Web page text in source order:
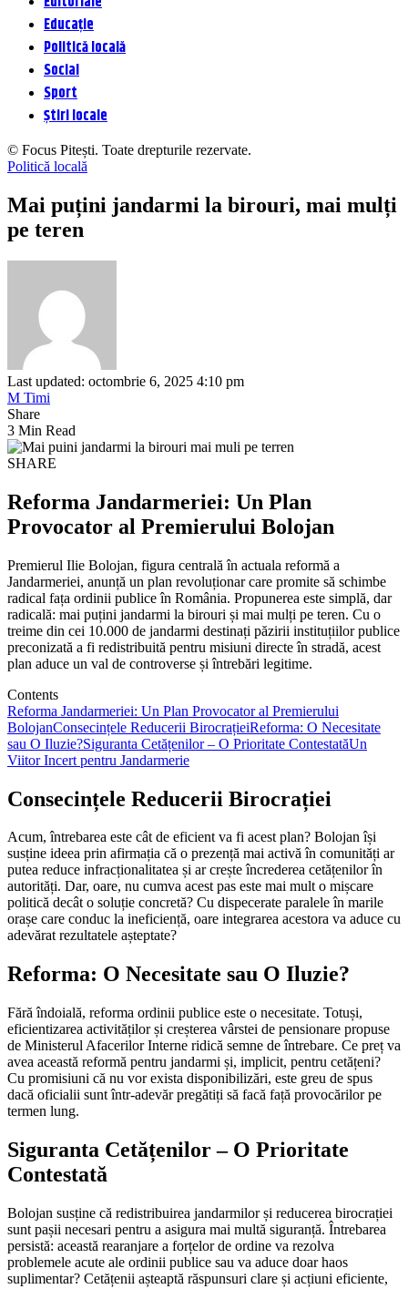
Educație
Politică locală
Social
Sport
Știri locale
© Focus Pitești. Toate drepturile rezervate.
Politică locală
Mai puțini jandarmi la birouri, mai mulți
pe teren
Last updated: octombrie 6, 2025 4:10 pm
M Timi
Share
3 Min Read
SHARE
Reforma Jandarmeriei: Un Plan
Provocator al Premierului Bolojan
Premierul Ilie Bolojan, figura centrală în actuala reformă a
Jandarmeriei, anunță un plan revoluționar care promite să schimbe
radical fața ordinii publice în România. Propunerea este simplă, dar
radicală: mai puțini jandarmi la birouri și mai mulți pe teren. Cu o
treime din cei 10.000 de jandarmi destinați păzirii instituțiilor publice
preconizată a fi redistribuită pentru misiuni directe în stradă, acest
plan aduce un val de controverse și întrebări legitime.
Contents
Reforma Jandarmeriei: Un Plan Provocator al Premierului
BolojanConsecințele Reducerii BirocrațieiReforma: O Necesitate
sau O Iluzie?Siguranta Cetățenilor – O Prioritate ContestatăUn
Viitor Incert pentru Jandarmerie
Consecințele Reducerii Birocrației
Acum, întrebarea este cât de eficient va fi acest plan? Bolojan își
susține ideea prin afirmația că o prezență mai activă în comunități ar
putea reduce infracționalitatea și ar crește încrederea cetățenilor în
autorități. Dar, oare, nu cumva acest pas este mai mult o mișcare
politică decât o soluție concretă? Cu dispecerate paralele în marile
orașe care conduc la ineficiență, oare integrarea acestora va aduce cu
adevărat rezultatele așteptate?
Reforma: O Necesitate sau O Iluzie?
Fără îndoială, reforma ordinii publice este o necesitate. Totuși,
eficientizarea activităților și creșterea vârstei de pensionare propuse
de Ministerul Afacerilor Interne ridică semne de întrebare. Ce preț va
avea această reformă pentru jandarmi și, implicit, pentru cetățeni?
Cu promisiuni că nu vor exista disponibilizări, este greu de spus
dacă oficialii sunt într-adevăr pregătiți să facă față provocărilor pe
termen lung.
Siguranta Cetățenilor – O Prioritate
Contestată
Bolojan susține că redistribuirea jandarmilor și reducerea birocrației
sunt pașii necesari pentru a asigura mai multă siguranță. Întrebarea
persistă: această rearanjare a forțelor de ordine va rezolva
problemele acute ale ordinii publice sau va aduce doar haos
suplimentar? Cetățenii așteaptă răspunsuri clare și acțiuni eficiente,